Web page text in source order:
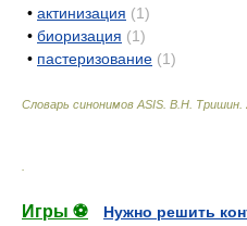
• актинизация (1)
• биоризация (1)
• пастеризование (1)
Словарь синонимов ASIS. В.Н. Тришин
Игры ⚽
Нужно решить